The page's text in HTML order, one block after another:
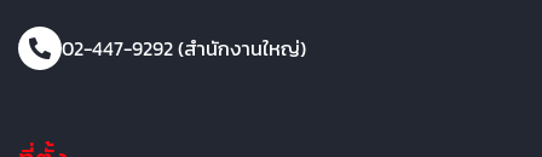
02-447-9292 (สำนักงานใหญ่)